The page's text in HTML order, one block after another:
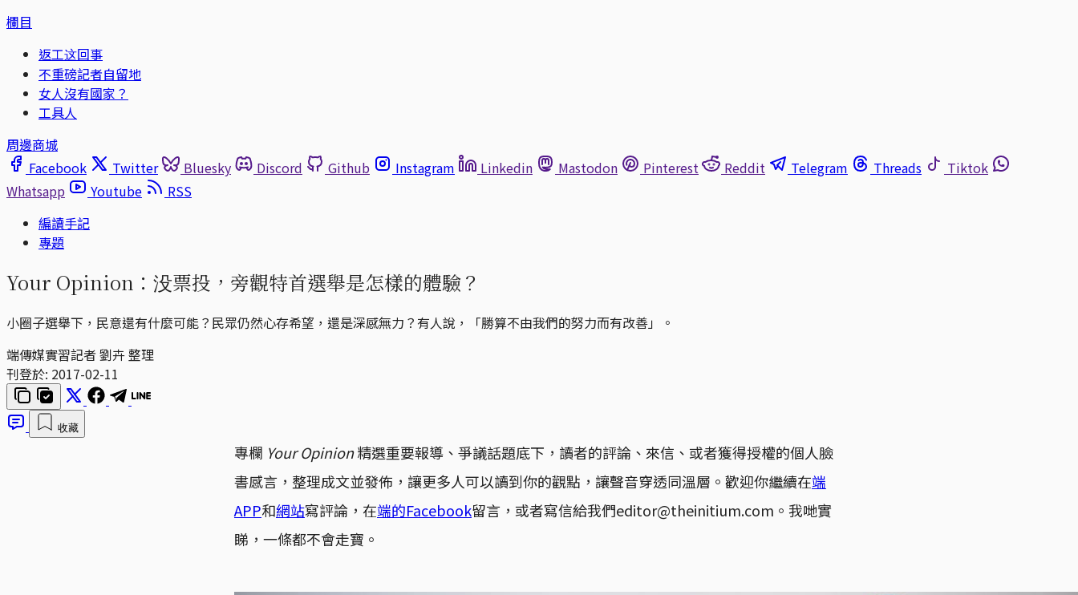
欄目
返工这回事
不重磅記者自留地
女人沒有國家？
工具人
周邊商城
Facebook
Twitter Bluesky Discord Github Instagram Linkedin Mastodon Pinterest Reddit Telegram Threads
Tiktok
Whatsapp
Youtube
RSS
編讀手記
專題
Your Opinion：没票投，旁觀特首選舉是怎樣的體驗？
小圈子選舉下，民意還有什麼可能？民眾仍然心存希望，還是深感無力？有人說，「勝算不由我們的努力而有改善」。
端傳媒實習記者 劉卉 整理
刊登於: 2017-02-11
收藏
專欄 Your Opinion精選重要報導、爭議話題底下，讀者的評論、來信、或者獲得授權的個人臉
書感言，整理成文並發佈，讓更多人可以讀到你的觀點，讓聲音穿透同溫層。歡迎你繼續在端
APP和網站寫評論，在端的Facebook留言，或者寫信給我們editor@theinitium.com。我哋實
睇，一條都不會走寶。